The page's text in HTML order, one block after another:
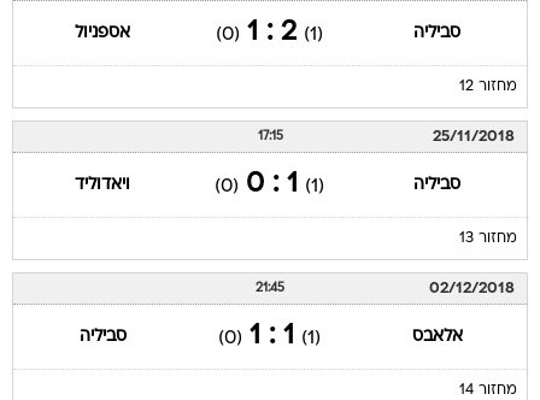
סביליה (1)
2 : 1
(0) אספניול
מחזור 12
25/11/2018
17:15
סביליה (1)
1 : 0
(0) ויאדוליד
מחזור 13
02/12/2018
21:45
אלאבס (1)
1 : 1
(0) סביליה
מחזור 14